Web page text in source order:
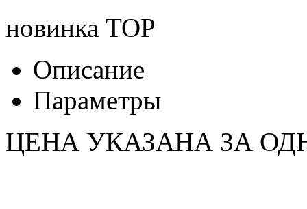
новинка TOP
Описание
Параметры
ЦЕНА УКАЗАНА ЗА